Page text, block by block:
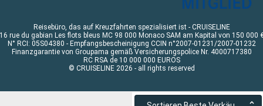
Reisebüro, das auf Kreuzfahrten spezialisiert ist - CRUISELINE
rue du gabian Les flots bleus MC 98 000 Monaco SAM am Kapital von 150 000
N° RCI: 05S04380 - Empfangsbescheinigung CCIN n°2007-01231/2007-01232
Finanzgarantie von Groupama gemäß Versicherungspolice Nr. 4000717380
RC RSA de 10 000 000 EUROS
© CRUISELINE 2026 - all rights reserved